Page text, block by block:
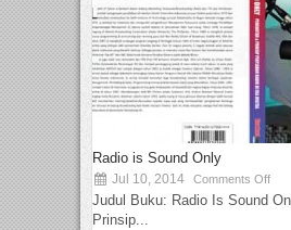
Radio is Sound Only
Jul 10, 2014 Comments Off
Judul Buku: Radio Is Sound
Prinsip...